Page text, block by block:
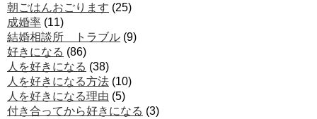
朝ごはんおごります (25)
成婚率 (11)
結婚相談所 トラブル (9)
好きになる (86)
人を好きになる (38)
人を好きになる方法 (10)
人を好きになる理由 (5)
付き合ってから好きになる (3)